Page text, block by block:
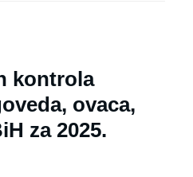
kontrola
ovaca,
za 2025.